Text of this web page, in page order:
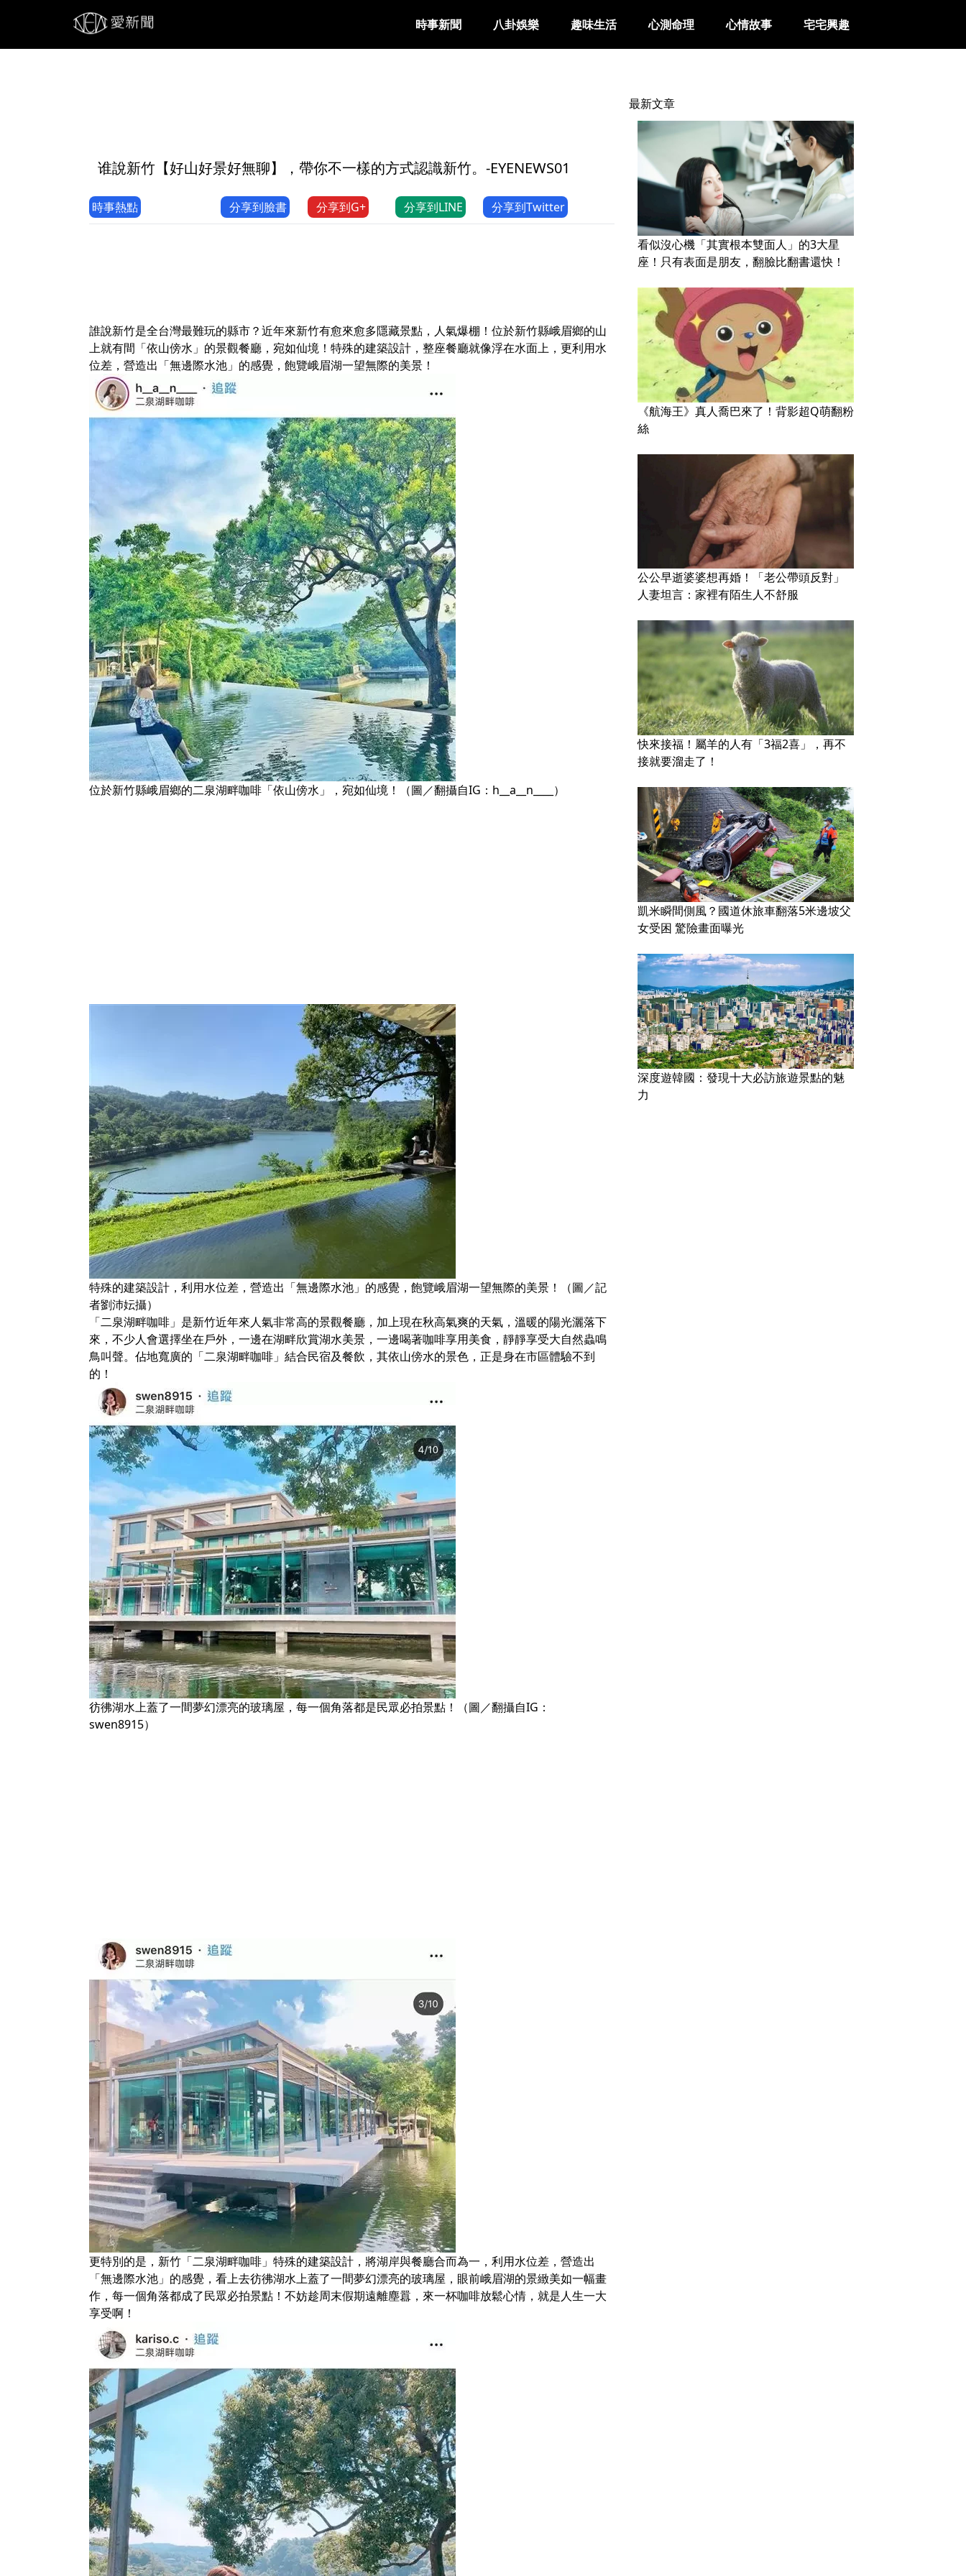
時事新聞 八卦娛樂 趣味生活 心測命理 心情故事 宅宅興趣
谁說新竹【好山好景好無聊】，帶你不一樣的方式認識新竹。-EYENEWS01
時事熱點 分享到臉書 分享到G+ 分享到LINE 分享到Twitter
誰說新竹是全台灣最難玩的縣市？近年來新竹有愈來愈多隱藏景點，人氣爆棚！位於新竹縣峨眉鄉的山
上就有間「依山傍水」的景觀餐廳，宛如仙境！特殊的建築設計，整座餐廳就像浮在水面上，更利用水
位差，營造出「無邊際水池」的感覺，飽覽峨眉湖一望無際的美景！
位於新竹縣峨眉鄉的二泉湖畔咖啡「依山傍水」，宛如仙境！（圖／翻攝自IG：h__a__n____）
特殊的建築設計，利用水位差，營造出「無邊際水池」的感覺，飽覽峨眉湖一望無際的美景！（圖／記
者劉沛妘攝）
「二泉湖畔咖啡」是新竹近年來人氣非常高的景觀餐廳，加上現在秋高氣爽的天氣，溫暖的陽光灑落下
來，不少人會選擇坐在戶外，一邊在湖畔欣賞湖水美景，一邊喝著咖啡享用美食，靜靜享受大自然蟲鳴
鳥叫聲。佔地寬廣的「二泉湖畔咖啡」結合民宿及餐飲，其依山傍水的景色，正是身在市區體驗不到
的！
彷彿湖水上蓋了一間夢幻漂亮的玻璃屋，每一個角落都是民眾必拍景點！（圖／翻攝自IG：
swen8915）
更特別的是，新竹「二泉湖畔咖啡」特殊的建築設計，將湖岸與餐廳合而為一，利用水位差，營造出
「無邊際水池」的感覺，看上去彷彿湖水上蓋了一間夢幻漂亮的玻璃屋，眼前峨眉湖的景緻美如一幅畫
作，每一個角落都成了民眾必拍景點！不妨趁周末假期遠離塵囂，來一杯咖啡放鬆心情，就是人生一大
享受啊！
最新文章
看似沒心機「其實根本雙面人」的3大星
座！只有表面是朋友，翻臉比翻書還快！
《航海王》真人喬巴來了！背影超Q萌翻粉
絲
公公早逝婆婆想再婚！「老公帶頭反對」
人妻坦言：家裡有陌生人不舒服
快來接福！屬羊的人有「3福2喜」，再不
接就要溜走了！
凱米瞬間側風？國道休旅車翻落5米邊坡父
女受困 驚險畫面曝光
深度遊韓國：發現十大必訪旅遊景點的魅
力